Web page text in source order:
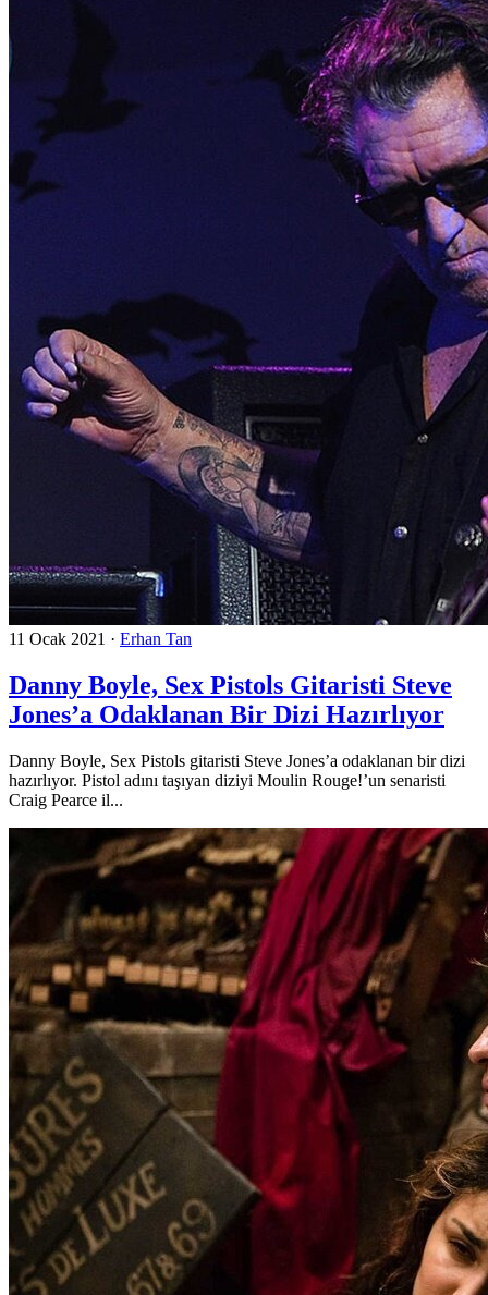
11 Ocak 2021 · Erhan Tan
Danny Boyle, Sex Pistols Gitaristi Steve
Jones’a Odaklanan Bir Dizi Hazırlıyor
Danny Boyle, Sex Pistols gitaristi Steve Jones’a odaklanan bir dizi
hazırlıyor. Pistol adını taşıyan diziyi Moulin Rouge!’un senaristi
Craig Pearce il...